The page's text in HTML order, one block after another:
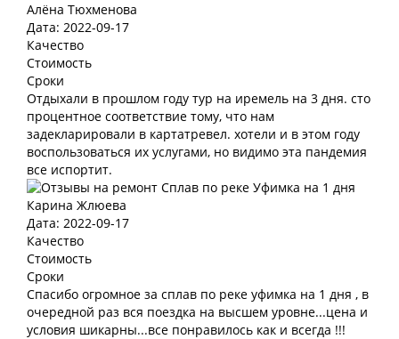
Алёна Тюхменова
Дата: 2022-09-17
Качество
Стоимость
Сроки
Отдыхали в прошлом году тур на иремель на 3 дня. сто
процентное соответствие тому, что нам
задекларировали в картатревел. хотели и в этом году
воспользоваться их услугами, но видимо эта пандемия
все испортит.
Карина Жлюева
Дата: 2022-09-17
Качество
Стоимость
Сроки
Спасибо огромное за сплав по реке уфимка на 1 дня , в
очередной раз вся поездка на высшем уровне...цена и
условия шикарны...все понравилось как и всегда !!!